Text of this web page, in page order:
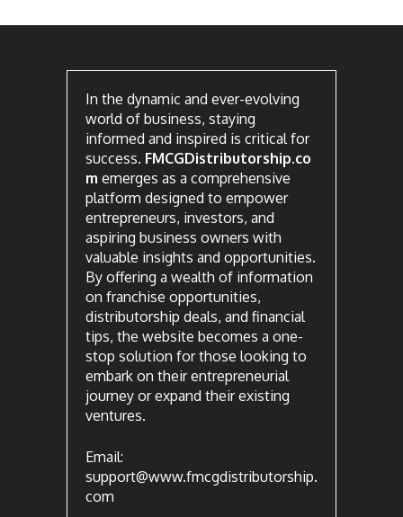
In the dynamic and ever-evolving
world of business, staying
informed and inspired is critical for
success. FMCGDistributorship.co
m emerges as a comprehensive
platform designed to empower
entrepreneurs, investors, and
aspiring business owners with
valuable insights and opportunities.
By offering a wealth of information
on franchise opportunities,
distributorship deals, and financial
tips, the website becomes a one-
stop solution for those looking to
embark on their entrepreneurial
journey or expand their existing
ventures.
Email:
support@www.fmcgdistributorship.
com